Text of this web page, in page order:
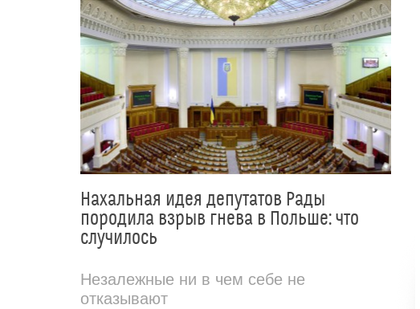
Нахальная идея депутатов Рады
породила взрыв гнева в Польше: что
случилось
Незалежные ни в чем себе не
отказывают